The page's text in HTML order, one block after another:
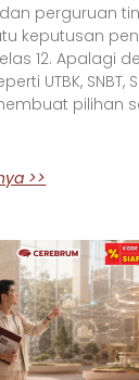
perguruan
keputusan
12. Apalagi
UTBK, SNBT,
pilihan
>>